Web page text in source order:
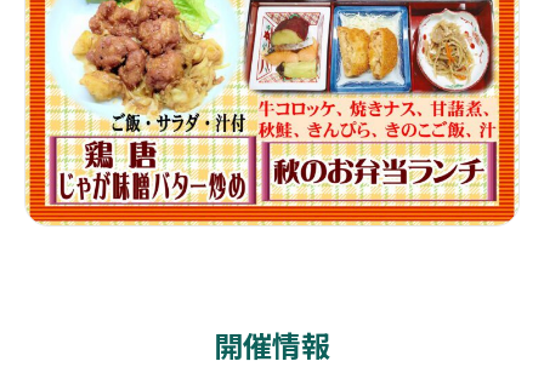
開催情報